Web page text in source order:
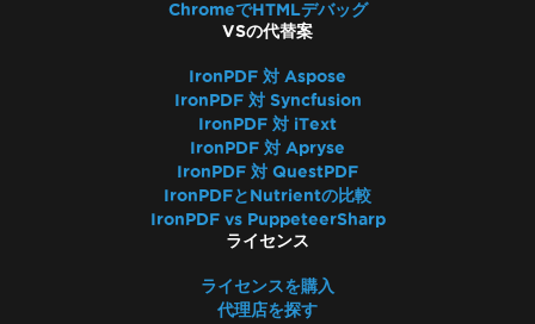
ChromeでHTMLデバッグ
VSの代替案
IronPDF 対 Aspose
IronPDF 対 Syncfusion
IronPDF 対 iText
IronPDF 対 Apryse
IronPDF 対 QuestPDF
IronPDFとNutrientの比較
IronPDF vs PuppeteerSharp
ライセンス
ライセンスを購入
代理店を探す